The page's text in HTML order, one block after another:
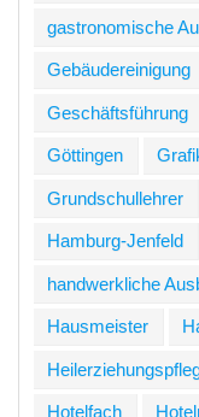
gastronomische
Gebäudereinigung
Geschäftsführung
Göttingen
Grundschullehrer
Hamburg-Jenfeld
handwerkliche
Hausmeister
Hotelfach